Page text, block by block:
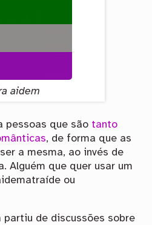
aidem
pessoas que são tanto
, de forma que as
a mesma, ao invés de
Alguém que quer usar um
ou
partiu de discussões sobre